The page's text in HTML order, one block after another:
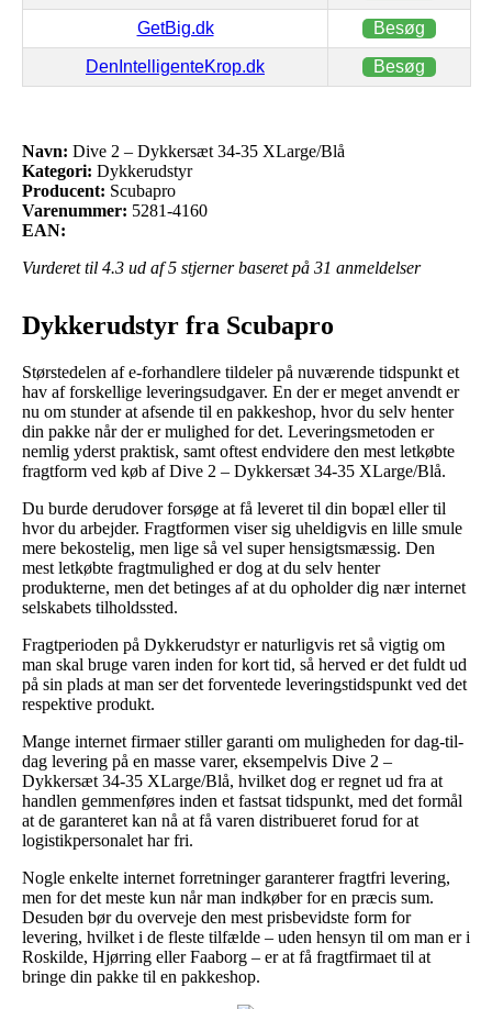
GetBig.dk Besøg
DenIntelligenteKrop.dk Besøg
Navn: Dive 2 – Dykkersæt 34-35 XLarge/Blå
Kategori: Dykkerudstyr
Producent: Scubapro
Varenummer: 5281-4160
EAN:
Vurderet til 4.3 ud af 5 stjerner baseret på 31 anmeldelser
Dykkerudstyr fra Scubapro
Størstedelen af e-forhandlere tildeler på nuværende tidspunkt et
hav af forskellige leveringsudgaver. En der er meget anvendt er
nu om stunder at afsende til en pakkeshop, hvor du selv henter
din pakke når der er mulighed for det. Leveringsmetoden er
nemlig yderst praktisk, samt oftest endvidere den mest letkøbte
fragtform ved køb af Dive 2 – Dykkersæt 34-35 XLarge/Blå.
Du burde derudover forsøge at få leveret til din bopæl eller til
hvor du arbejder. Fragtformen viser sig uheldigvis en lille smule
mere bekostelig, men lige så vel super hensigtsmæssig. Den
mest letkøbte fragtmulighed er dog at du selv henter
produkterne, men det betinges af at du opholder dig nær internet
selskabets tilholdssted.
Fragtperioden på Dykkerudstyr er naturligvis ret så vigtig om
man skal bruge varen inden for kort tid, så herved er det fuldt ud
på sin plads at man ser det forventede leveringstidspunkt ved det
respektive produkt.
Mange internet firmaer stiller garanti om muligheden for dag-til-
dag levering på en masse varer, eksempelvis Dive 2 –
Dykkersæt 34-35 XLarge/Blå, hvilket dog er regnet ud fra at
handlen gemmenføres inden et fastsat tidspunkt, med det formål
at de garanteret kan nå at få varen distribueret forud for at
logistikpersonalet har fri.
Nogle enkelte internet forretninger garanterer fragtfri levering,
men for det meste kun når man indkøber for en præcis sum.
Desuden bør du overveje den mest prisbevidste form for
levering, hvilket i de fleste tilfælde – uden hensyn til om man er i
Roskilde, Hjørring eller Faaborg – er at få fragtfirmaet til at
bringe din pakke til en pakkeshop.